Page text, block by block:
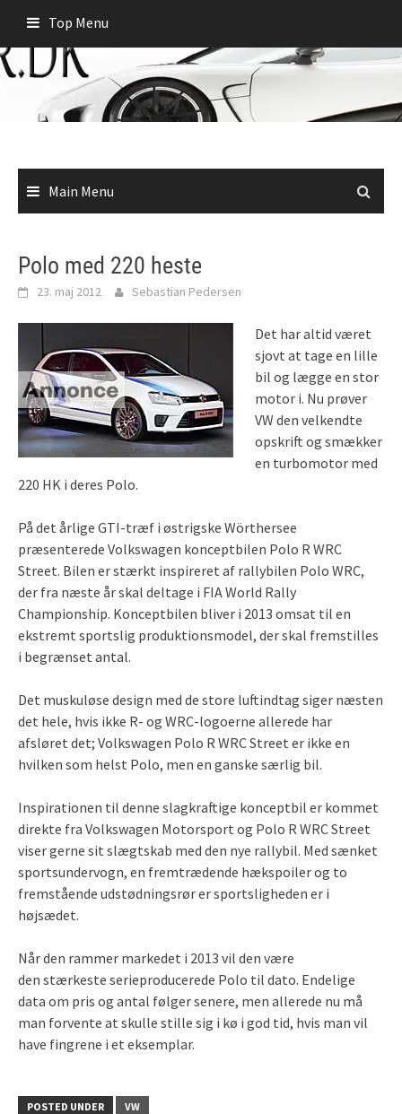
content
Top Menu
Main Menu
Polo med 220 heste
23. maj 2012 Sebastian Pedersen
Det har altid været
sjovt at tage en lille
bil og lægge en stor
motor i. Nu prøver
VW den velkendte
opskrift og smækker
en turbomotor med
220 HK i deres Polo.
På det årlige GTI-træf i østrigske Wörthersee
præsenterede Volkswagen konceptbilen Polo R WRC
Street. Bilen er stærkt inspireret af rallybilen Polo WRC,
der fra næste år skal deltage i FIA World Rally
Championship. Konceptbilen bliver i 2013 omsat til en
ekstremt sportslig produktionsmodel, der skal fremstilles
i begrænset antal.
Det muskuløse design med de store luftindtag siger næsten
det hele, hvis ikke R- og WRC-logoerne allerede har
afsløret det; Volkswagen Polo R WRC Street er ikke en
hvilken som helst Polo, men en ganske særlig bil.
Inspirationen til denne slagkraftige konceptbil er kommet
direkte fra Volkswagen Motorsport og Polo R WRC Street
viser gerne sit slægtskab med den nye rallybil. Med sænket
sportsundervogn, en fremtrædende hækspoiler og to
fremstående udstødningsrør er sportsligheden er i
højsædet.
Når den rammer markedet i 2013 vil den være
den stærkeste serieproducerede Polo til dato. Endelige
data om pris og antal følger senere, men allerede nu må
man forvente at skulle stille sig i kø i god tid, hvis man vil
have fingrene i et eksemplar.
POSTED UNDER VW